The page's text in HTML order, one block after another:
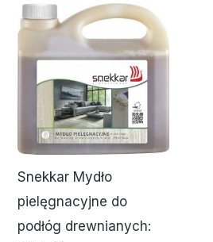
Snekkar Mydło
pielęgnacyjne do
podłóg drewnianych: